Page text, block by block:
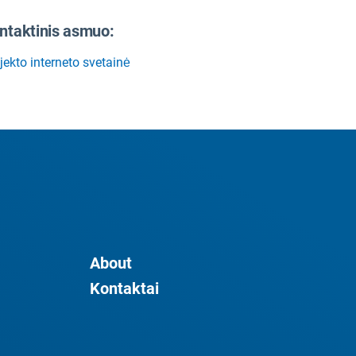
asmuo:
interneto svetainė
About
Kontaktai